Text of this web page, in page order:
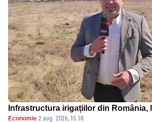
Infrastructura irigațiilor din România,
Economie·2 aug. 2026, 15:38